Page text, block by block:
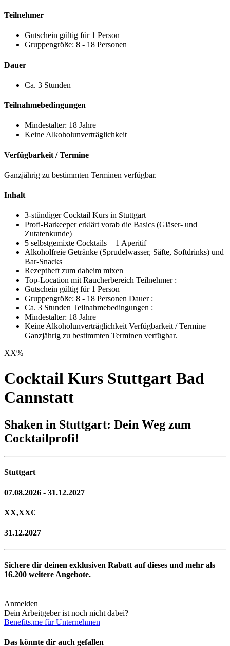
Teilnehmer
Gutschein gültig für 1 Person
Gruppengröße: 8 - 18 Personen
Dauer
Ca. 3 Stunden
Teilnahmebedingungen
Mindestalter: 18 Jahre
Keine Alkoholunverträglichkeit
Verfügbarkeit / Termine
Ganzjährig zu bestimmten Terminen verfügbar.
Inhalt
3-stündiger Cocktail Kurs in Stuttgart
Profi-Barkeeper erklärt vorab die Basics (Gläser- und
Zutatenkunde)
5 selbstgemixte Cocktails + 1 Aperitif
Alkoholfreie Getränke (Sprudelwasser, Säfte, Softdrinks) und
Bar-Snacks
Rezeptheft zum daheim mixen
Top-Location mit Raucherbereich Teilnehmer :
Gutschein gültig für 1 Person
Gruppengröße: 8 - 18 Personen Dauer :
Ca. 3 Stunden Teilnahmebedingungen :
Mindestalter: 18 Jahre
Keine Alkoholunverträglichkeit Verfügbarkeit / Termine
Ganzjährig zu bestimmten Terminen verfügbar.
XX%
Cocktail Kurs Stuttgart Bad
Cannstatt
Shaken in Stuttgart: Dein Weg zum
Cocktailprofi!
Stuttgart
07.08.2026 - 31.12.2027
XX,XX€
31.12.2027
Sichere dir deinen exklusiven Rabatt auf dieses und mehr als
16.200 weitere Angebote.
Anmelden
Dein Arbeitgeber ist noch nicht dabei?
Benefits.me für Unternehmen
Das könnte dir auch gefallen